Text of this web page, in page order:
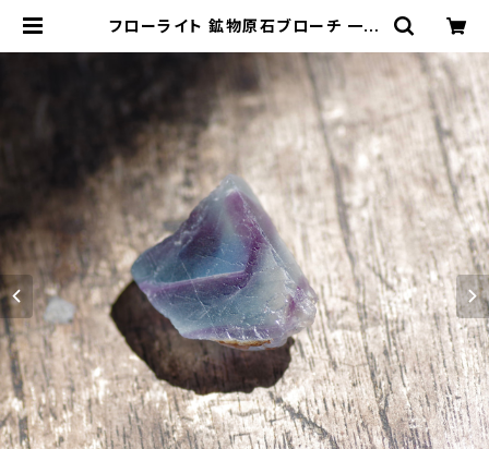
フローライト 鉱物原石ブローチ 一点
ー パワーストーン (No.2084) | ジ
オ - 鉱物・原石のハンドメイド天然石
アクセサリー